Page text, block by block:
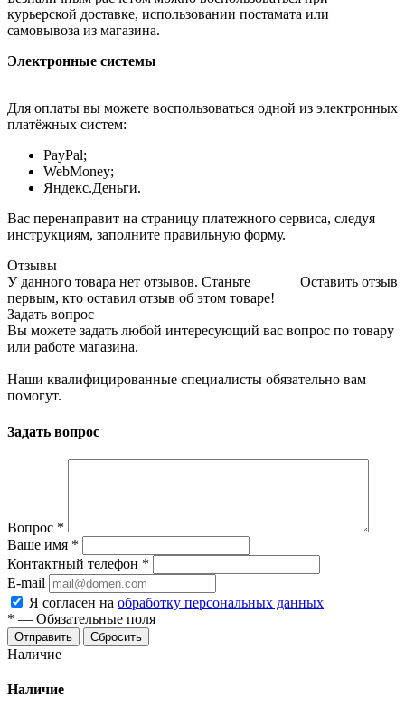
курьерской доставке, использовании постамата или
самовывоза из магазина.
Электронные системы
Для оплаты вы можете воспользоваться одной из электронных
платёжных систем:
PayPal;
WebMoney;
Яндекс.Деньги.
Вас перенаправит на страницу платежного сервиса, следуя
инструкциям, заполните правильную форму.
Отзывы
Оставить отзыв
У данного товара нет отзывов. Станьте
первым, кто оставил отзыв об этом товаре!
Задать вопрос
Вы можете задать любой интересующий вас вопрос по товару
или работе магазина.
Наши квалифицированные специалисты обязательно вам
помогут.
Задать вопрос
Вопрос *
Ваше имя *
Контактный телефон *
E-mail
Я согласен на обработку персональных данных
* — Обязательные поля
Отправить Сбросить
Наличие
Наличие